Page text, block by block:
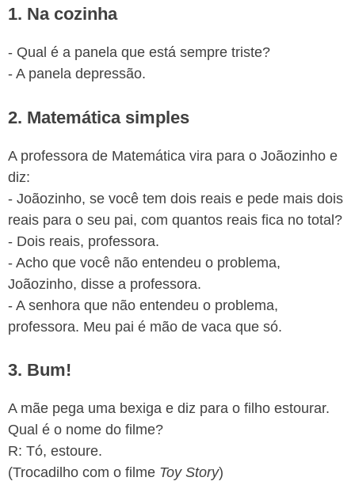
1. Na cozinha
- Qual é a panela que está sempre triste?
- A panela depressão.
2. Matemática simples
A professora de Matemática vira para o Joãozinho e
diz:
- Joãozinho, se você tem dois reais e pede mais dois
reais para o seu pai, com quantos reais fica no total?
- Dois reais, professora.
- Acho que você não entendeu o problema,
Joãozinho, disse a professora.
- A senhora que não entendeu o problema,
professora. Meu pai é mão de vaca que só.
3. Bum!
A mãe pega uma bexiga e diz para o filho estourar.
Qual é o nome do filme?
R: Tó, estoure.
(Trocadilho com o filme Toy Story)